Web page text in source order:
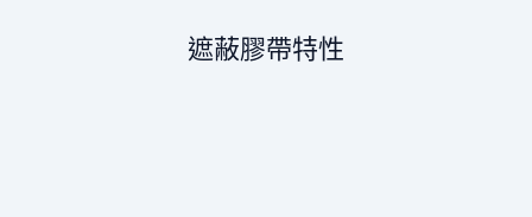
遮蔽膠帶特性